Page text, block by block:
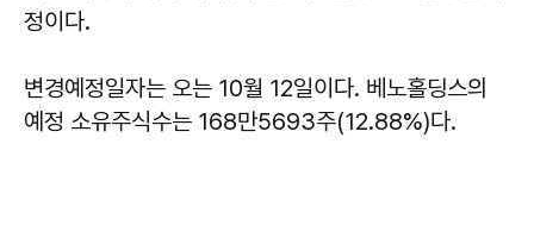
정이다.
변경예정일자는 오는 10월 12일이다. 베노홀딩스의
예정 소유주식수는 168만5693주(12.88%)다.